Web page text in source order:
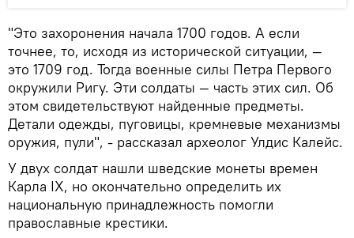
"Это захоронения начала 1700 годов. А если
точнее, то, исходя из исторической ситуации, —
это 1709 год. Тогда военные силы Петра Первого
окружили Ригу. Эти солдаты — часть этих сил. Об
этом свидетельствуют найденные предметы.
Детали одежды, пуговицы, кремневые механизмы
оружия, пули", - рассказал археолог Улдис Калейс.
У двух солдат нашли шведские монеты времен
Карла IX, но окончательно определить их
национальную принадлежность помогли
православные крестики.